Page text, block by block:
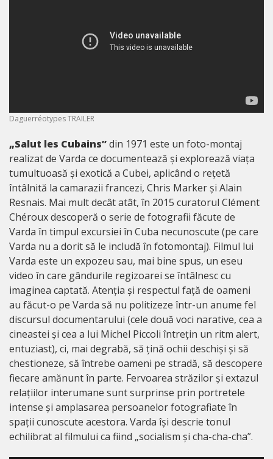
Daguerréotypes TRAILER
„Salut les Cubains”din 1971 este un foto-montaj
realizat de Varda ce documentează și explorează viața
tumultuoasă și exotică a Cubei, aplicând o rețetă
întâlnită la camarazii francezi, Chris Marker și Alain
Resnais. Mai mult decât atât, în 2015 curatorul Clément
Chéroux descoperă o serie de fotografii făcute de
Varda în timpul excursiei în Cuba necunoscute (pe care
Varda nu a dorit să le includă în fotomontaj). Filmul lui
Varda este un expozeu sau, mai bine spus, un eseu
video în care gândurile regizoarei se întâlnesc cu
imaginea captată. Atenția și respectul față de oameni
au făcut-o pe Varda să nu politizeze într-un anume fel
discursul documentarului (cele două voci narative, cea a
cineastei și cea a lui Michel Piccoli întrețin un ritm alert,
entuziast), ci, mai degrabă, să țină ochii deschiși și să
chestioneze, să întrebe oameni pe stradă, să descopere
fiecare amănunt în parte. Fervoarea străzilor și extazul
relațiilor interumane sunt surprinse prin portretele
intense și amplasarea persoanelor fotografiate în
spații cunoscute acestora. Varda își descrie tonul
echilibrat al filmului ca fiind „socialism și cha-cha-cha”.